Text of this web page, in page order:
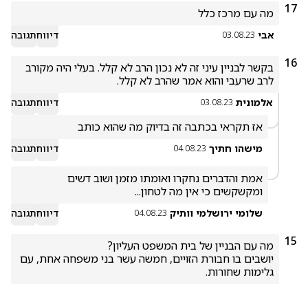
17 מה עם מרכז כלל
אבי 03.08.23 דיווחתגובה
16
לרב שרעבי והוא אמר שהרב לא קלל.
אלמונית 03.08.23 דיווחתגובה
אז תקראי בכתבה זה בדיוק מה שהוא כותב
מישהו חתיך 04.08.23 דיווחתגובה
ומקשקשים כי אין מה לטחון...
שלומי ירושלמי וותיק 04.08.23 דיווחתגובה
15